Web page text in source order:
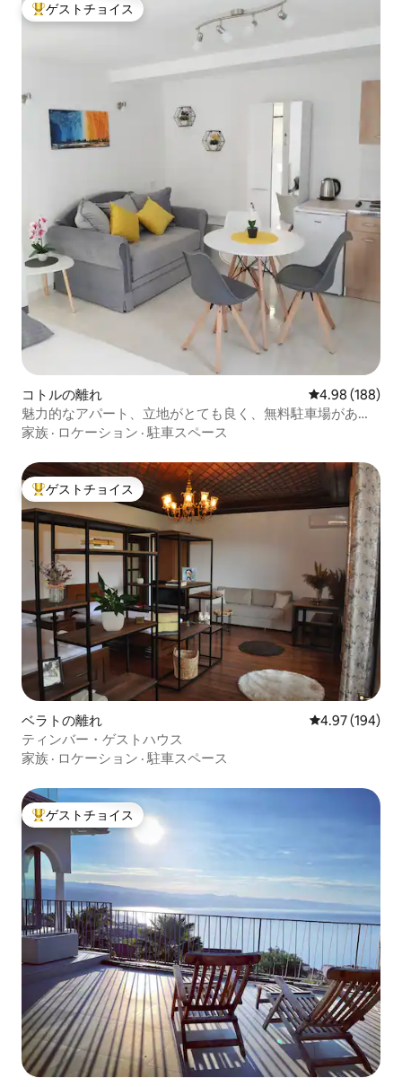
大好評のゲストチョイスです。
ゲストチョイス
コトルの離れ レビュー188
4.98 (188)
魅力的なアパート、立地がとても良く、無料駐車場があり
ます
家族 · ロケーション · 駐車スペース
大好評のゲストチョイスです。
ゲストチョイス
ベラトの離れ レビュー194
4.97 (194)
ティンバー・ゲストハウス
家族 · ロケーション · 駐車スペース
大好評のゲストチョイスです。
ゲストチョイス